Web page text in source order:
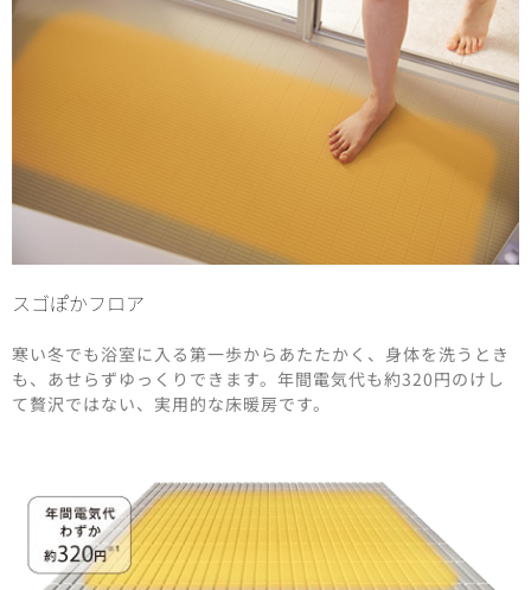
スゴぽかフロア
寒い冬でも浴室に入る第一歩からあたたかく、身体を洗うとき
も、あせらずゆっくりできます。年間電気代も約320円のけし
て贅沢ではない、実用的な床暖房です。